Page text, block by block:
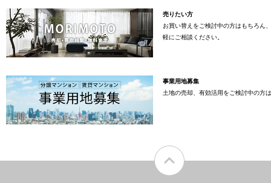
売りたい方
お買い替えをご検討中の方はもちろん
軽にご相談ください。
事業用地募集
土地の売却、有効活用をご検討中の方